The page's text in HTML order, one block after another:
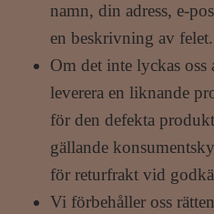
namn, din adress, e-
en beskrivning av felet.
Om det inte lyckas oss
leverera en liknande
för den defekta
gällande
för returfrakt vid
Vi förbehåller oss